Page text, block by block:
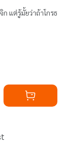
แต่รู้มั้ยว่าถ้าโกรธ